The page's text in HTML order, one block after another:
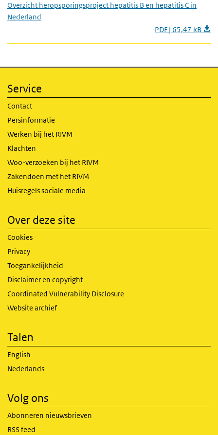
Overzicht heropsporingsproject hepatitis B en hepatitis C in
Nederland
PDF | 65,47 kB
Service
Contact
Persinformatie
Werken bij het RIVM
Klachten
Woo-verzoeken bij het RIVM
Zakendoen met het RIVM
Huisregels sociale media
Over deze site
Cookies
Privacy
Toegankelijkheid
Disclaimer en copyright
Coordinated Vulnerability Disclosure
Website archief
Talen
English
Nederlands
Volg ons
Abonneren nieuwsbrieven
RSS feed